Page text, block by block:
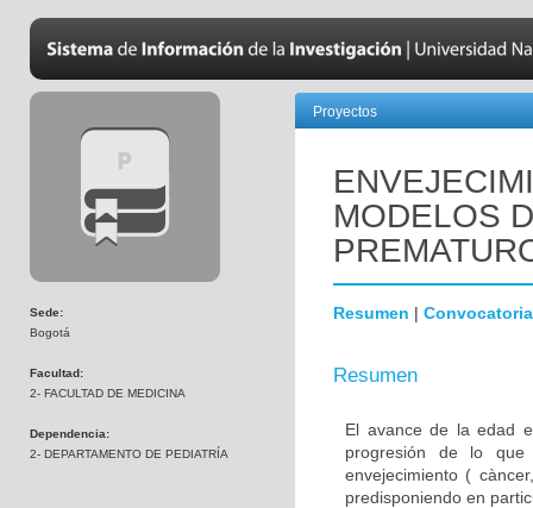
Sede:
Bogotá
Facultad:
2- FACULTAD DE MEDICINA
Dependencia:
2- DEPARTAMENTO DE PEDIATRÍA
Proyectos
MODELOS
Resumen | Convocatoria
Resumen
El avance de la edad
progresión de lo que
envejecimiento (
predisponiendo en